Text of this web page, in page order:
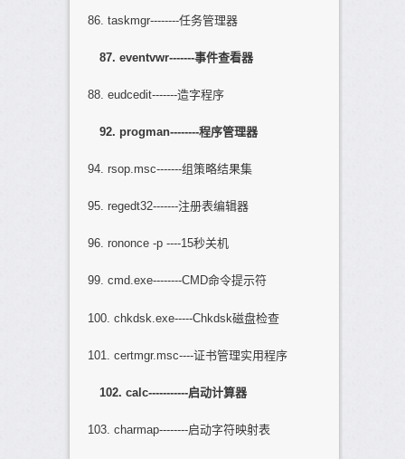
86. taskmgr--------任务管理器
87. eventvwr-------事件查看器
88. eudcedit-------造字程序
92. progman--------程序管理器
94. rsop.msc-------组策略结果集
95. regedt32-------注册表编辑器
96. rononce -p ----15秒关机
99. cmd.exe--------CMD命令提示符
100. chkdsk.exe-----Chkdsk磁盘检查
101. certmgr.msc----证书管理实用程序
102. calc-----------启动计算器
103. charmap--------启动字符映射表